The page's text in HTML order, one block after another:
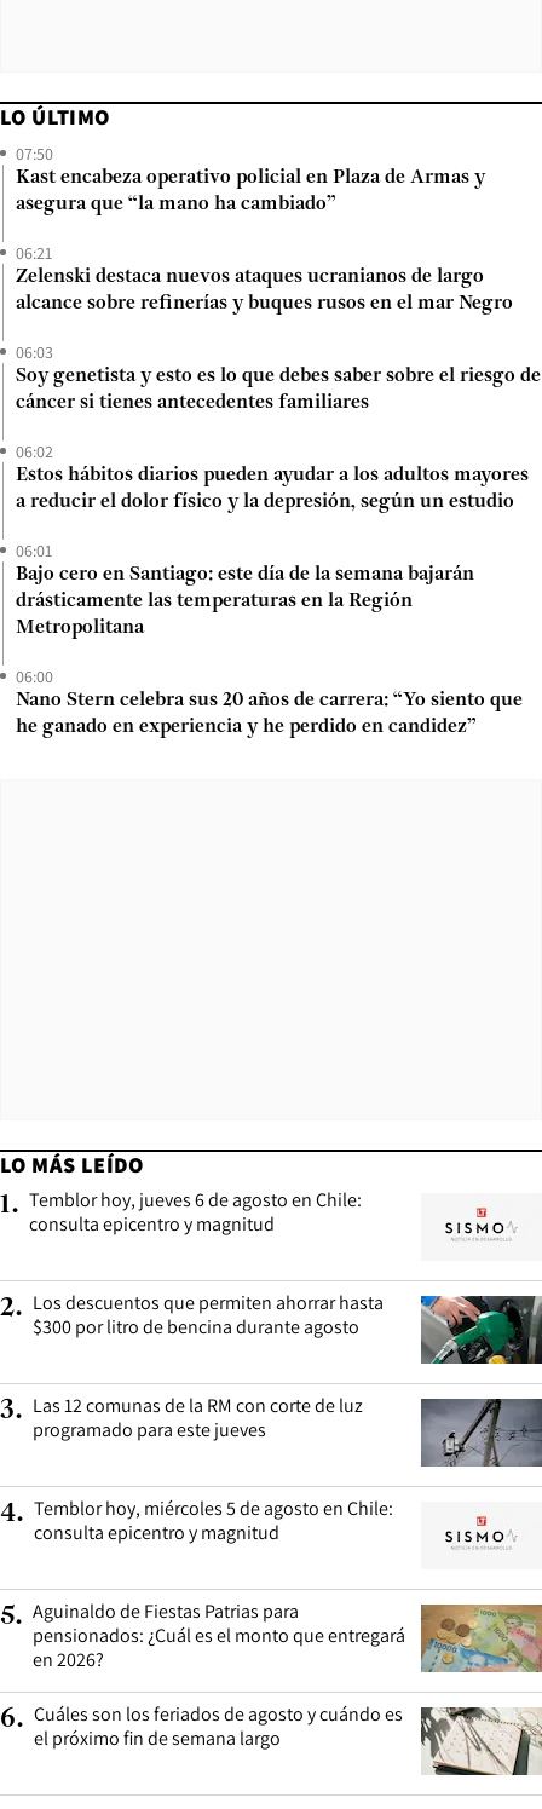
LO ÚLTIMO
07:50
Kast encabeza operativo policial en Plaza de Armas y
asegura que “la mano ha cambiado”
06:21
Zelenski destaca nuevos ataques ucranianos de largo
alcance sobre refinerías y buques rusos en el mar Negro
06:03
Soy genetista y esto es lo que debes saber sobre el riesgo de
cáncer si tienes antecedentes familiares
06:02
Estos hábitos diarios pueden ayudar a los adultos mayores
a reducir el dolor físico y la depresión, según un estudio
06:01
Bajo cero en Santiago: este día de la semana bajarán
drásticamente las temperaturas en la Región
Metropolitana
06:00
Nano Stern celebra sus 20 años de carrera: “Yo siento que
he ganado en experiencia y he perdido en candidez”
LO MÁS LEÍDO
1. Temblor hoy, jueves 6 de agosto en Chile:
consulta epicentro y magnitud
2. Los descuentos que permiten ahorrar hasta
$300 por litro de bencina durante agosto
3. Las 12 comunas de la RM con corte de luz
programado para este jueves
4. Temblor hoy, miércoles 5 de agosto en Chile:
consulta epicentro y magnitud
5. Aguinaldo de Fiestas Patrias para
pensionados: ¿Cuál es el monto que entregará
en 2026?
6. Cuáles son los feriados de agosto y cuándo es
el próximo fin de semana largo